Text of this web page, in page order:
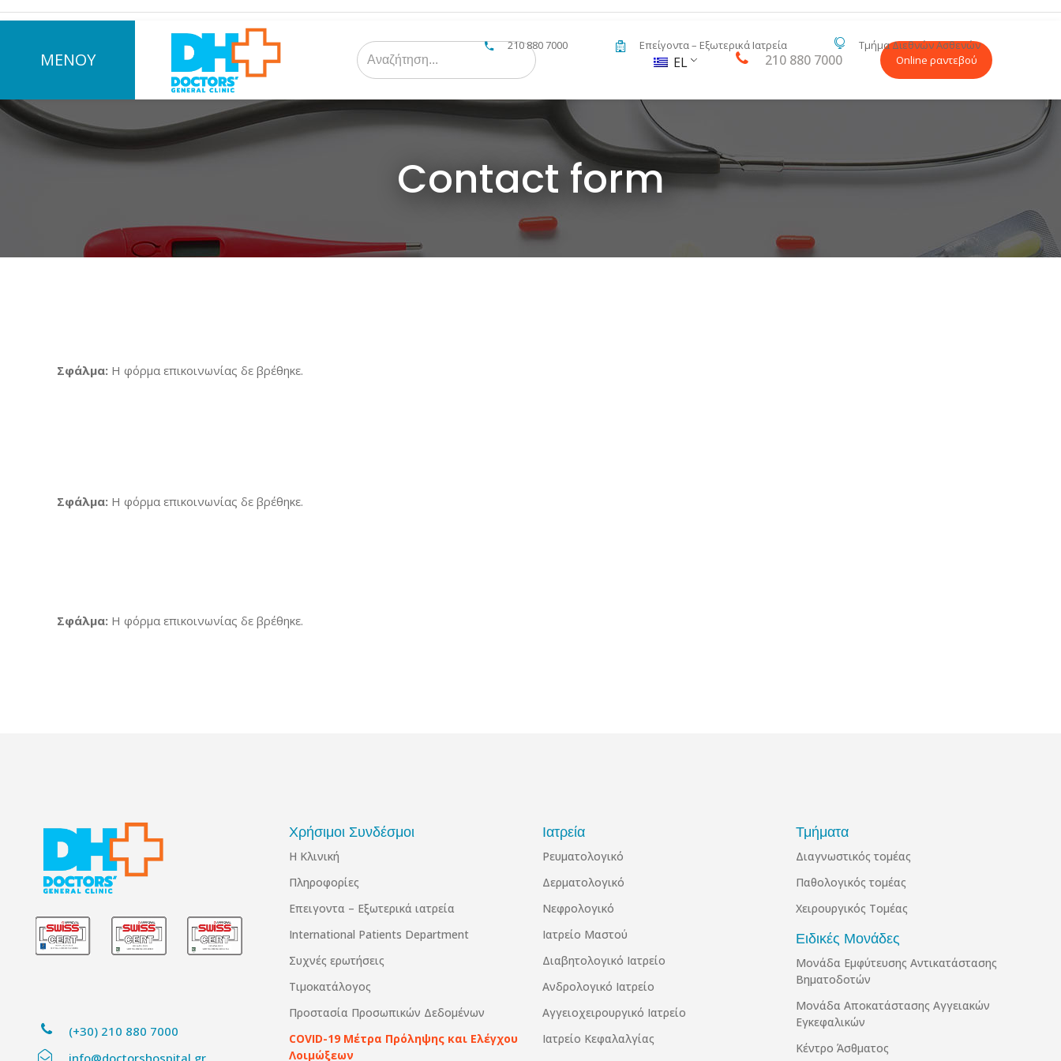
210 880 7000 Επείγοντα – Εξωτερικά Ιατρεία Τμήμα Διεθνών Ασθενών
ΜΕΝΟΥ
Search
for: EL 210 880 7000 Online ραντεβού
Contact form
Σφάλμα: Η φόρμα επικοινωνίας δε βρέθηκε.
Σφάλμα: Η φόρμα επικοινωνίας δε βρέθηκε.
Σφάλμα: Η φόρμα επικοινωνίας δε βρέθηκε.
(+30) 210 880 7000
info@doctorshospital.gr
Χρήσιμοι Συνδέσμοι
Η Κλινική
Πληροφορίες
Επειγοντα – Εξωτερικά ιατρεία
International Patients Department
Συχνές ερωτήσεις
Τιμοκατάλογος
Προστασία Προσωπικών Δεδομένων
COVID-19 Μέτρα Πρόληψης και Ελέγχου
Λοιμώξεων
Ιατρεία
Ρευματολογικό
Δερματολογικό
Νεφρολογικό
Ιατρείο Μαστού
Διαβητολογικό Ιατρείο
Ανδρολογικό Ιατρείο
Αγγειοχειρουργικό Ιατρείο
Ιατρείο Κεφαλαλγίας
Τμήματα
Διαγνωστικός τομέας
Παθολογικός τομέας
Χειρουργικός Τομέας
Ειδικές Μονάδες
Μονάδα Εμφύτευσης Αντικατάστασης
Βηματοδοτών
Μονάδα Αποκατάστασης Αγγειακών
Εγκεφαλικών
Κέντρο Άσθματος